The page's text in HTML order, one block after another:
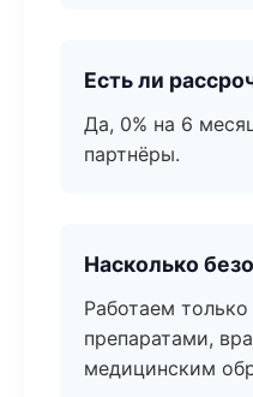
Есть ли
Да, 0% на 6
партнёры.
Насколько
Работаем
препаратами,
медицинским